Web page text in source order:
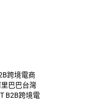
跨境電商
巴巴台灣
B2B跨境電